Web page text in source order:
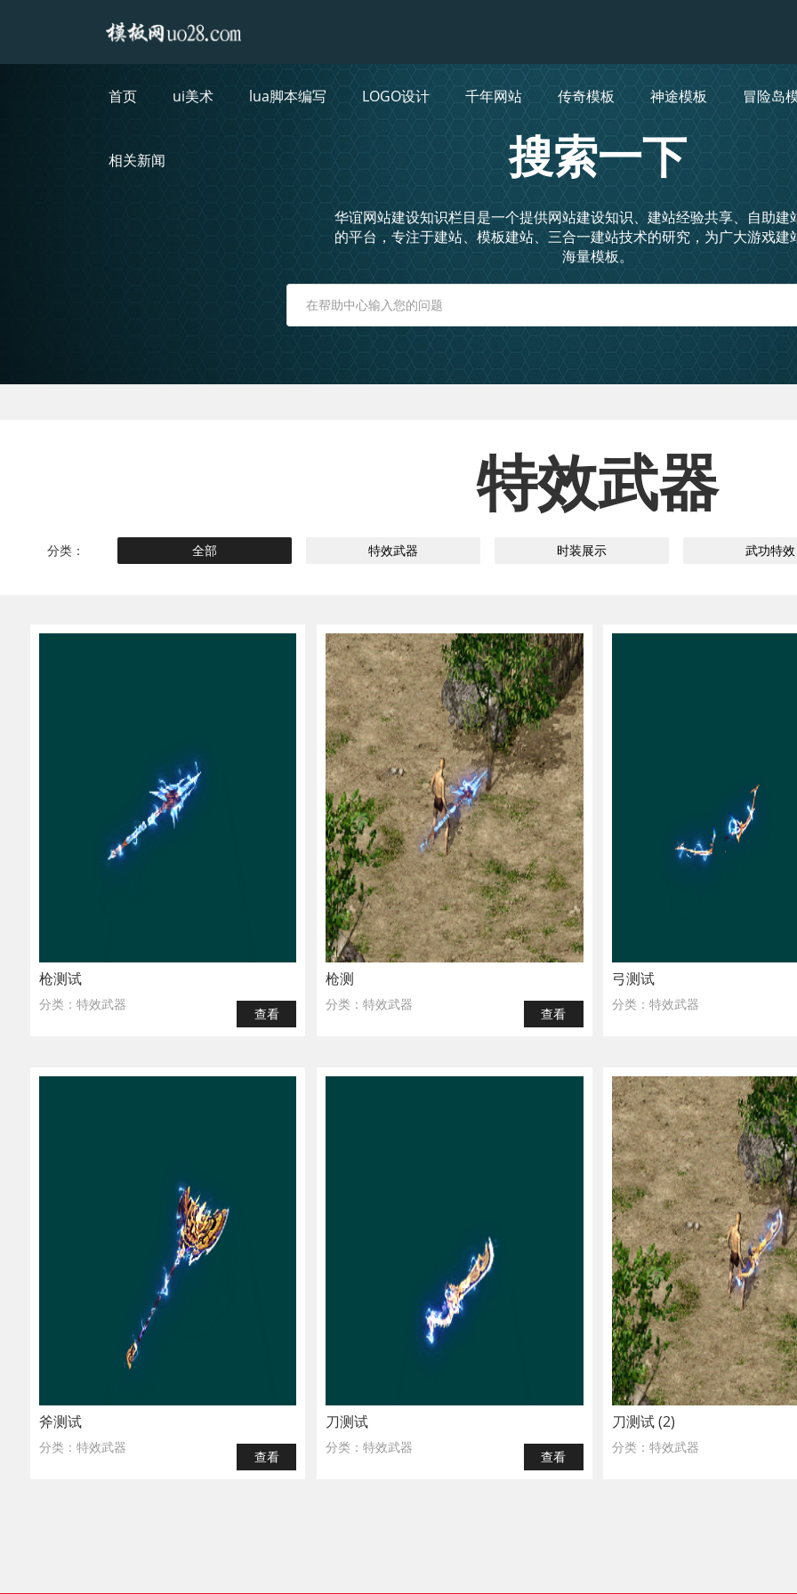
首页 ui美术 lua脚本编写 LOGO设计 千年网站 传奇模板 神途模板 冒险岛
相关新闻 搜索一下
华谊网站建设知识栏目是一个提供网站建设知识、建站经验共享、自助建
的平台，专注于建站、模板建站、三合一建站技术的研究，为广大游戏建
海量模板。
特效武器
分类： 全部 特效武器 时装展示 武功特效
枪测试
分类：特效武器
查看
枪测
分类：特效武器
查看
弓测试
分类：特效武器
斧测试
分类：特效武器
查看
刀测试
分类：特效武器
查看
刀测试 (2)
分类：特效武器